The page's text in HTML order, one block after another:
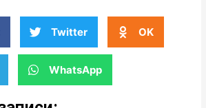
Twitter OK
WhatsApp